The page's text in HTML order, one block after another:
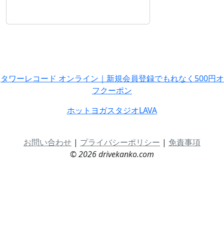
タワーレコード オンライン｜新規会員登録でもれなく500円オ
フクーポン
ホットヨガスタジオLAVA
お問い合わせ | プライバシーポリシー | 免責事項
© 2026 drivekanko.com